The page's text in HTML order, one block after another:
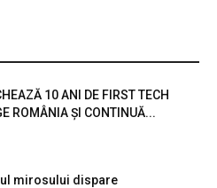
10 ANI DE FIRST TECH
ROMÂNIA ȘI CONTINUĂ...
mirosului dispare